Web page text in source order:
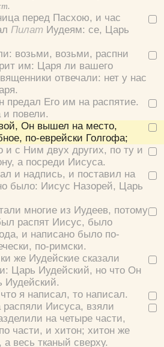
перед Пасхою, и час
Пилат Иудеям: се, Царь
возьми, возьми, распни
им: Царя ли вашего
отвечали: нет у нас
предал Его им на распятие.
повели.
Он вышел на место,
по-еврейски Голгофа;
и с Ним двух других, по ту и
а посреди Иисуса.
и надпись, и поставил на
было: Иисус Назорей, Царь
многие из Иудеев, потому
распят Иисус, было
и написано было по-
по-римски.
же Иудейские сказали
Царь Иудейский, но что Он
Иудейский.
что я написал, то написал.
распяли Иисуса, взяли
на четыре части,
части, и хитон; хитон же
весь тканый сверху.